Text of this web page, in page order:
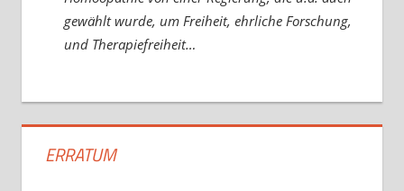
gewählt wurde, um Freiheit, ehrliche Forschung,
und Therapiefreiheit…
ERRATUM